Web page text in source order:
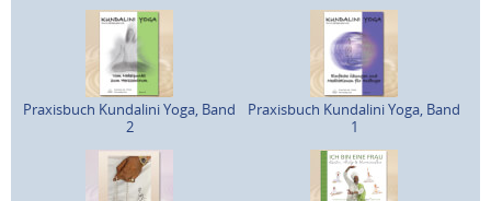
Praxisbuch Kundalini Yoga, Band
2
Praxisbuch Kundalini Yoga, Band
1